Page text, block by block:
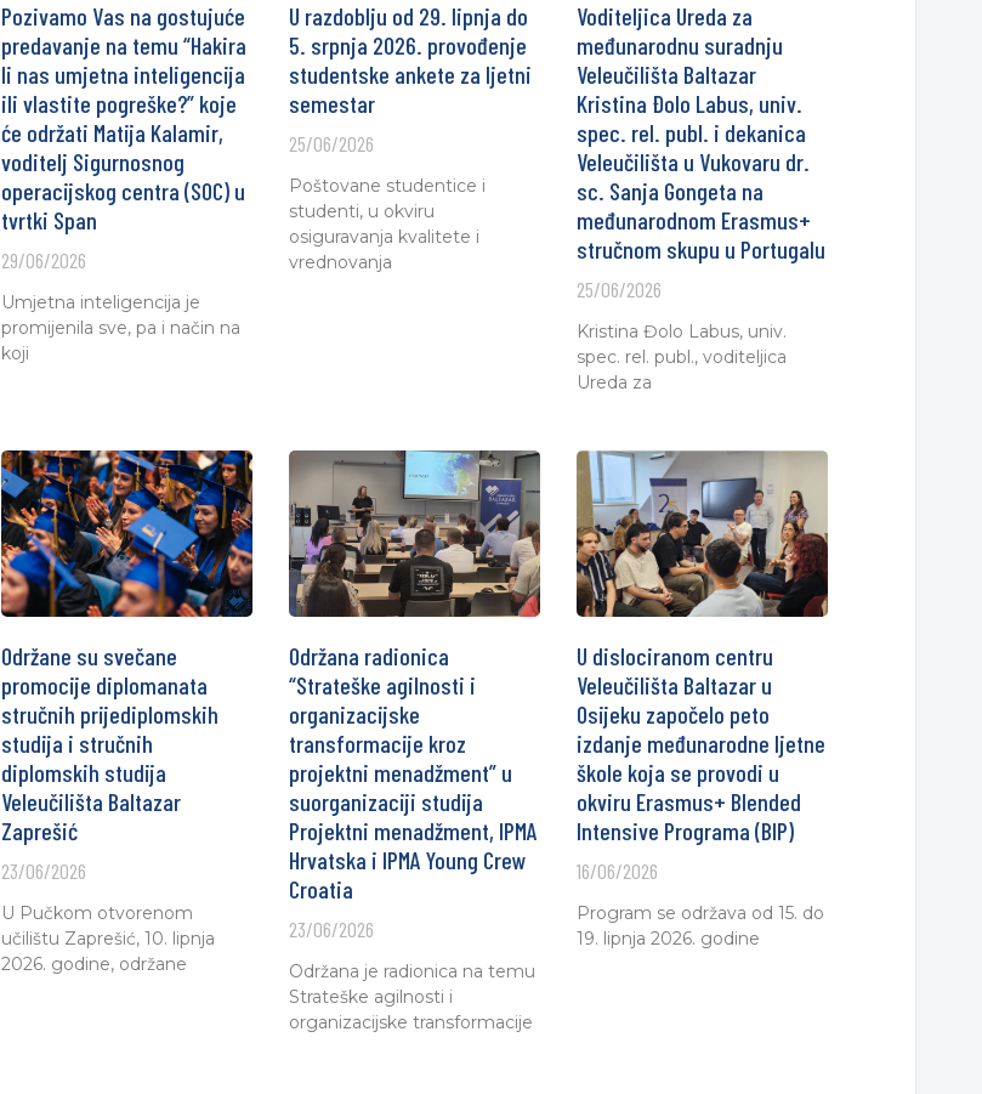
Pozivamo Vas na gostujuće
predavanje na temu “Hakira
li nas umjetna inteligencija
ili vlastite pogreške?” koje
će održati Matija Kalamir,
voditelj Sigurnosnog
operacijskog centra (SOC) u
tvrtki Span
29/06/2026
Umjetna inteligencija je
promijenila sve, pa i način na
koji
U razdoblju od 29. lipnja do
5. srpnja 2026. provođenje
studentske ankete za ljetni
semestar
25/06/2026
Poštovane studentice i
studenti, u okviru
osiguravanja kvalitete i
vrednovanja
Voditeljica Ureda za
međunarodnu suradnju
Veleučilišta Baltazar
Kristina Đolo Labus, univ.
spec. rel. publ. i dekanica
Veleučilišta u Vukovaru dr.
sc. Sanja Gongeta na
međunarodnom Erasmus+
stručnom skupu u Portugalu
25/06/2026
Kristina Đolo Labus, univ.
spec. rel. publ., voditeljica
Ureda za
Održane su svečane
promocije diplomanata
stručnih prijediplomskih
studija i stručnih
diplomskih studija
Veleučilišta Baltazar
Zaprešić
23/06/2026
U Pučkom otvorenom
učilištu Zaprešić, 10. lipnja
2026. godine, održane
Održana radionica
“Strateške agilnosti i
organizacijske
transformacije kroz
projektni menadžment” u
suorganizaciji studija
Projektni menadžment, IPMA
Hrvatska i IPMA Young Crew
Croatia
23/06/2026
Održana je radionica na temu
Strateške agilnosti i
organizacijske transformacije
U dislociranom centru
Veleučilišta Baltazar u
Osijeku započelo peto
izdanje međunarodne ljetne
škole koja se provodi u
okviru Erasmus+ Blended
Intensive Programa (BIP)
16/06/2026
Program se održava od 15. do
19. lipnja 2026. godine